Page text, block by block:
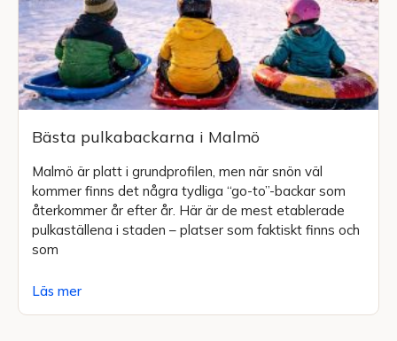
Bästa pulkabackarna i Malmö
Malmö är platt i grundprofilen, men när snön väl
kommer finns det några tydliga “go-to”-backar som
återkommer år efter år. Här är de mest etablerade
pulkaställena i staden – platser som faktiskt finns och
som
Läs mer